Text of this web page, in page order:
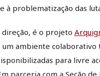
à problematização das
direção, é o projeto
um ambiente
para livre